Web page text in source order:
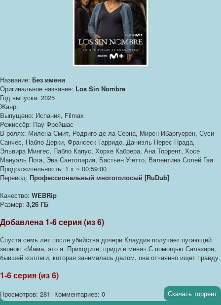
Название: Без имени
Оригинальное название: Los Sin Nombre
Год выпуска: 2025
Жанр:
Выпущено: Испания, Filmax
Режиссёр: Пау Фрейшас
В ролях: Милена Смит, Родриго де ла Серна, Мирен Ибаргуерен, Суси
Санчес, Пабло Дерки, Франсеск Гарридо, Даниэль Перес Прада,
Эльвира Мингес, Пабло Капус, Хорхе Кабрера, Ана Торрент, Хосе
Мануэль Пога, Эва Сантолария, Бастьен Угетто, Валентина Солей Гая
Продолжительность: 1 x ~ 00:59:00
Перевод: Профессиональный многоголосый [RuDub]
Качество: WEBRip
Размер: 3,26 ГБ
Добавлена 1-6 серия (из 6)
Спустя семь лет после убийства дочери Клаудия получает пугающий
звонок: «Мама, это я. Приходите, приди и меня».С помощью Салазара,
бывшей коллеги, которая занималась делом, она отчаянно ищет правду.
1-6 серия (из 6)
Просмотров: 281 Комментариев: 0 Скачать торрент